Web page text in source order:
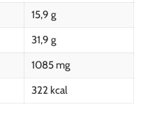
15,9 g
31,9 g
1085 mg
322 kcal